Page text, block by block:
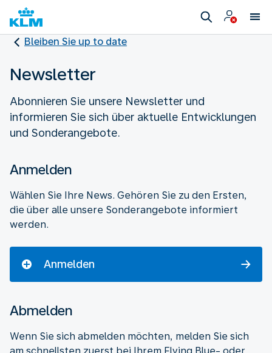
Bleiben Sie up to date
Newsletter
Abonnieren Sie unsere Newsletter und
informieren Sie sich über aktuelle Entwicklungen
und Sonderangebote.
Anmelden
Wählen Sie Ihre News. Gehören Sie zu den Ersten,
die über alle unsere Sonderangebote informiert
werden.
Anmelden
Abmelden
Wenn Sie sich abmelden möchten, melden Sie sich